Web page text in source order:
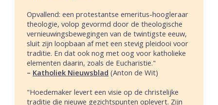
Opvallend: een protestantse emeritus-hoogleraar
theologie, volop gevormd door de theologische
vernieuwingsbewegingen van de twintigste eeuw,
sluit zijn loopbaan af met een stevig pleidooi voor
traditie. En dat ook nog met oog voor katholieke
elementen daarin, zoals de Eucharistie."
– Katholiek Nieuwsblad (Anton de Wit)
"Hoedemaker levert een visie op de christelijke
traditie die nieuwe gezichtspunten oplevert. Zijn